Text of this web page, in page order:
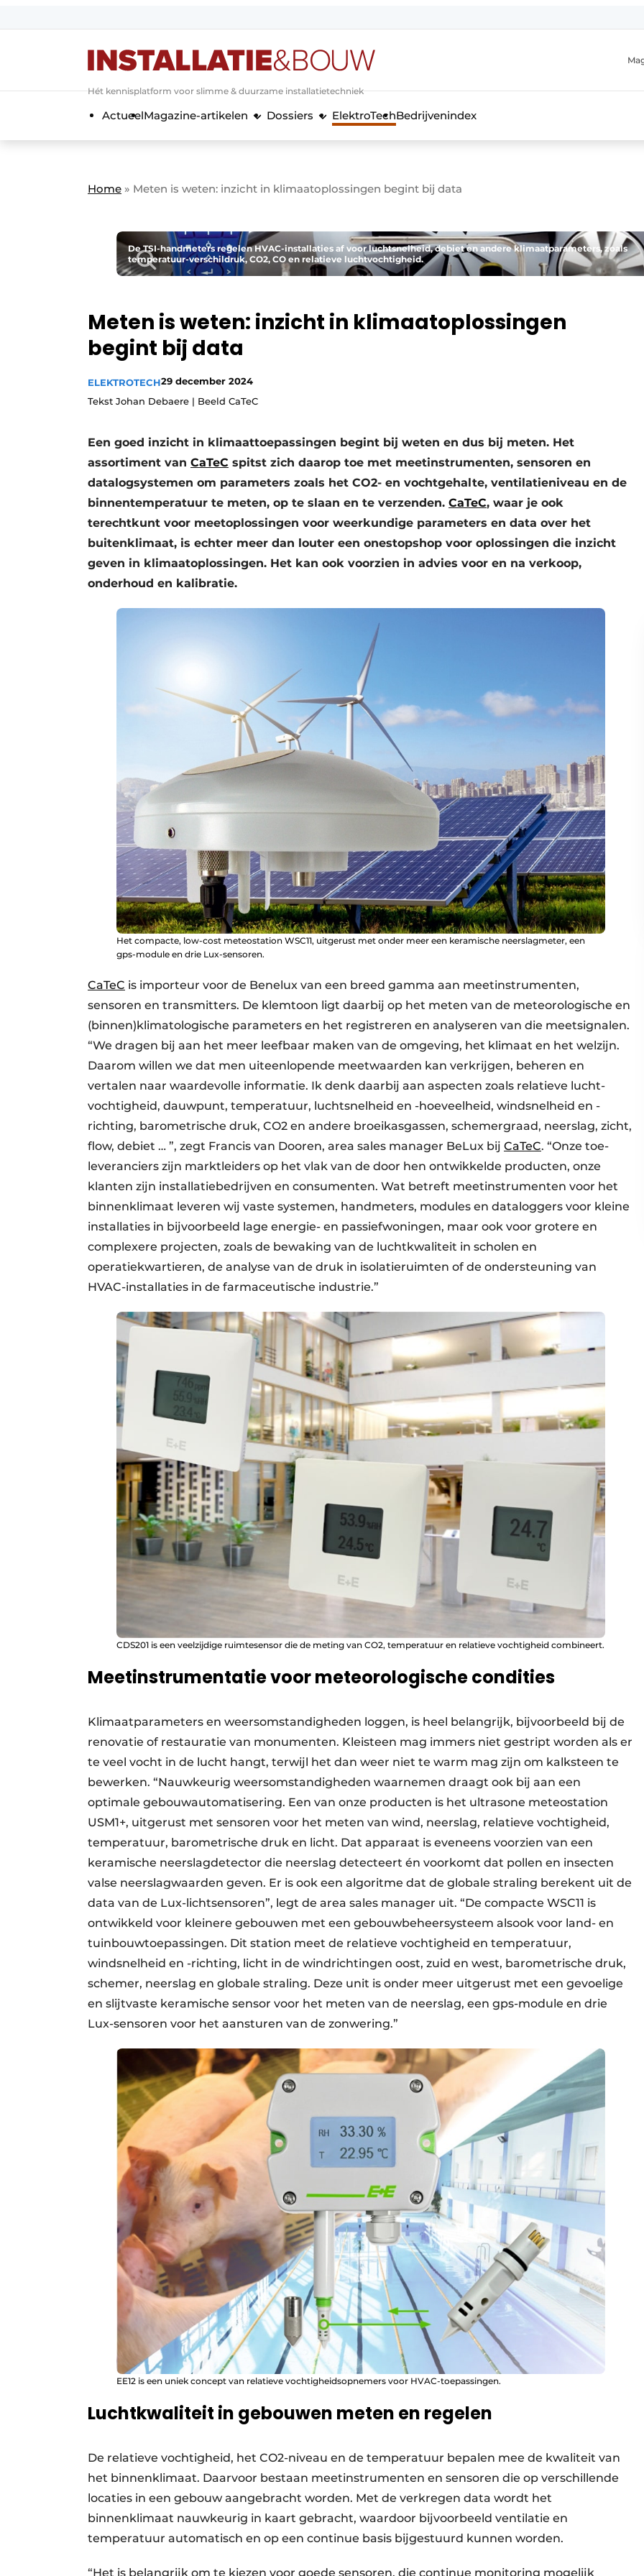
Algemene voorwaarden
Banner overzicht
BedrijvenAanmeldenBedankt voor de aanmelding
Bedrijven
Evenement aanmelden
Meest gelezen
Nieuwsbrief
Privacy / Cookie statement
Vacature aanmelden
Vacatures
Video’s
Hét kennisplatform voor slimme & duurzame installatietechniek
ActueelMagazine-artikelen Dossiers ElektroTechBedrijvenindex
Home » Meten is weten: inzicht in klimaatoplossingen begint bij data
De TSI-handmeters regelen HVAC-installaties af voor luchtsnelheid, debiet en andere klimaatparameters, zoals
temperatuur-verschildruk, CO2, CO en relatieve luchtvochtigheid.
Meten is weten: inzicht in klimaatoplossingen
begint bij data
ELEKTROTECH29 december 2024
Tekst Johan Debaere | Beeld CaTeC
Een goed inzicht in klimaattoepassingen begint bij weten en dus bij meten. Het
assortiment van CaTeC spitst zich daarop toe met meet­instrumenten, sensoren en
datalogsystemen om parameters zoals het CO2- en vochtgehalte, ventilatieniveau en de
binnentemperatuur te meten, op te slaan en te verzenden. CaTeC, waar je ook
terechtkunt voor meetoplossingen voor weerkundige parameters en data over het
buitenklimaat, is echter meer dan louter een onestopshop voor oplossingen die inzicht
geven in klimaatoplossingen. Het kan ook voorzien in advies voor en na verkoop,
onderhoud en kalibratie.
Het compacte, low-cost meteostation WSC11, uitgerust met onder meer een keramische neerslagmeter, een
gps-module en drie Lux-sensoren.
CaTeC is importeur voor de Benelux van een breed gamma aan meetinstrumenten,
sensoren en transmitters. De klemtoon ligt daarbij op het meten van de meteorologische en
(binnen)klimatologische parameters en het registreren en analyseren van die meetsignalen.
“We dragen bij aan het meer leefbaar maken van de omgeving, het klimaat en het welzijn.
Daarom willen we dat men uiteenlopende meet­waarden kan verkrijgen, beheren en
vertalen naar waarde­volle informatie. Ik denk daarbij aan aspecten zoals relatieve lucht­
vochtig­heid, dauwpunt, tempe­ratuur, lucht­snelheid en -hoeveelheid, wind­snelheid en -
richting, baro­metrische druk, CO2 en andere broeikas­gassen, schemer­graad, neerslag, zicht,
flow, debiet … ”, zegt Francis van Dooren, area sales manager BeLux bij CaTeC. “Onze toe­
leveranciers zijn markt­leiders op het vlak van de door hen ontwikkelde producten, onze
klanten zijn installatie­bedrijven en consumenten. Wat betreft meet­instrumenten voor het
binnen­klimaat leveren wij vaste systemen, handmeters, modules en dataloggers voor kleine
installaties in bijvoor­beeld lage energie- en passief­woningen, maar ook voor grotere en
complexere projecten, zoals de bewaking van de luchtkwaliteit in scholen en
operatiekwartieren, de analyse van de druk in isolatieruimten of de ondersteuning van
HVAC-installaties in de farmaceutische industrie.”
CDS201 is een veelzijdige ruimtesensor die de meting van CO2, temperatuur en relatieve vochtigheid combineert.
Meetinstrumentatie voor meteorologische condities
Klimaat­parameters en weersomstandig­heden log­gen, is heel belangrijk, bijvoorbeeld bij de
reno­vatie of restauratie van monumenten. Kleisteen mag immers niet gestript worden als er
te veel vocht in de lucht hangt, terwijl het dan weer niet te warm mag zijn om kalksteen te
bewerken. “Nauwkeurig weers­omstandigheden waarnemen draagt ook bij aan een
optimale gebouwautomatisering. Een van onze producten is het ultrasone meteostation
USM1+, uitgerust met sensoren voor het meten van wind, neerslag, relatieve vochtigheid,
temperatuur, barometrische druk en licht. Dat apparaat is eveneens voorzien van een
keramische neerslagdetector die neerslag detecteert én voorkomt dat pollen en insecten
valse neerslagwaarden geven. Er is ook een algoritme dat de globale straling berekent uit de
data van de Lux-lichtsensoren”, legt de area sales manager uit. “De compacte WSC11 is
ontwikkeld voor kleinere gebouwen met een gebouw­beheer­systeem alsook voor land- en
tuinbouw­toepassingen. Dit station meet de relatieve vochtigheid en temperatuur,
windsnelheid en -richting, licht in de windrichtingen oost, zuid en west, barometrische druk,
schemer, neerslag en globale straling. Deze unit is onder meer uitgerust met een gevoelige
en slijtvaste keramische sensor voor het meten van de neerslag, een gps-module en drie
Lux-sensoren voor het aansturen van de zonwering.”
EE12 is een uniek concept van relatieve vochtigheidsopnemers voor HVAC-toepassingen.
Luchtkwaliteit in gebouwen meten en regelen
De relatieve vochtigheid, het CO2-niveau en de temperatuur bepalen mee de kwaliteit van
het binnen­klimaat. Daarvoor bestaan meet­instrumenten en sensoren die op verschillende
locaties in een gebouw aangebracht worden. Met de verkregen data wordt het
binnenklimaat nauwkeurig in kaart gebracht, waar­door bijvoor­beeld ventilatie en
temperatuur automatisch en op een continue basis bijgestuurd kunnen worden.
“Het is belangrijk om te kiezen voor goede sensoren, die continue monitoring mogelijk